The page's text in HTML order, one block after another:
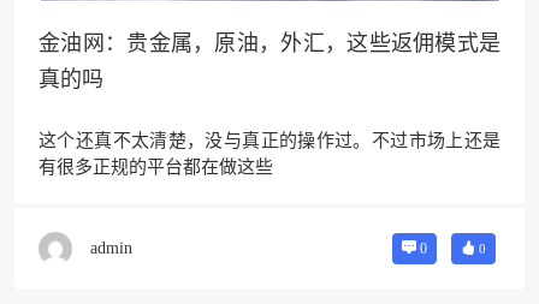
金油网：贵金属，原油，外汇，这些返佣模式是
真的吗
这个还真不太清楚，没与真正的操作过。不过市场上还是
有很多正规的平台都在做这些
admin 0 0